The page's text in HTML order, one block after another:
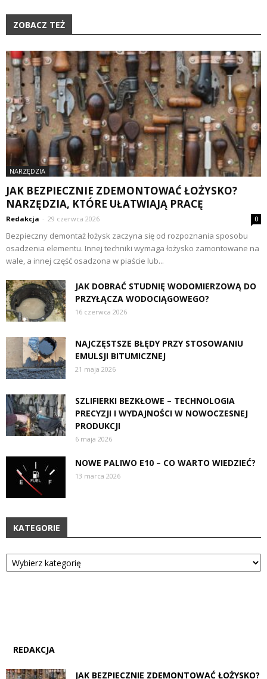
ZOBACZ TEŻ
NARZĘDZIA
JAK BEZPIECZNIE ZDEMONTOWAĆ ŁOŻYSKO?
NARZĘDZIA, KTÓRE UŁATWIAJĄ PRACĘ
Redakcja - 29 czerwca 2026 0
Bezpieczny demontaż łożysk zaczyna się od rozpoznania sposobu
osadzenia elementu. Innej techniki wymaga łożysko zamontowane na
wale, a innej część osadzona w piaście lub...
JAK DOBRAĆ STUDNIĘ WODOMIERZOWĄ DO
PRZYŁĄCZA WODOCIĄGOWEGO?
16 czerwca 2026
NAJCZĘSTSZE BŁĘDY PRZY STOSOWANIU
EMULSJI BITUMICZNEJ
21 maja 2026
SZLIFIERKI BEZKŁOWE – TECHNOLOGIA
PRECYZJI I WYDAJNOŚCI W NOWOCZESNEJ
PRODUKCJI
6 maja 2026
NOWE PALIWO E10 – CO WARTO WIEDZIEĆ?
13 marca 2026
KATEGORIE
Kategorie
REDAKCJA
JAK BEZPIECZNIE ZDEMONTOWAĆ ŁOŻYSKO?